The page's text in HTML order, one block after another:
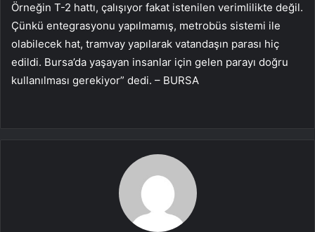
Örneğin T-2 hattı, çalışıyor fakat istenilen verimlilikte değil.
Çünkü entegrasyonu yapılmamış, metrobüs sistemi ile
olabilecek hat, tramvay yapılarak vatandaşın parası hiç
edildi. Bursa’da yaşayan insanlar için gelen parayı doğru
kullanılması gerekiyor” dedi. – BURSA